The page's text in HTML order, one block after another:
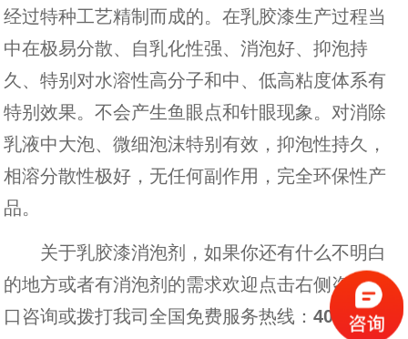
经过特种工艺精制而成的。在乳胶漆生产过程当
中在极易分散、自乳化性强、消泡好、抑泡持
久、特别对水溶性高分子和中、低高粘度体系有
特别效果。不会产生鱼眼点和针眼现象。对消除
乳液中大泡、微细泡沫特别有效，抑泡性持久，
相溶分散性极好，无任何副作用，完全环保性产
品。
关于乳胶漆消泡剂，如果你还有什么不明白
的地方或者有消泡剂的需求欢迎点击右侧咨询窗
口咨询或拨打我司全国免费服务热线：4000-330-